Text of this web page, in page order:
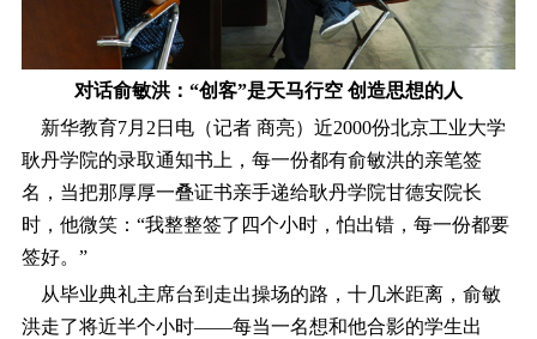
对话俞敏洪：“创客”是天马行空 创造思想的人
新华教育7月2日电（记者 商亮）近2000份北京工业大学
耿丹学院的录取通知书上，每一份都有俞敏洪的亲笔签
名，当把那厚厚一叠证书亲手递给耿丹学院甘德安院长
时，他微笑：“我整整签了四个小时，怕出错，每一份都要
签好。”
从毕业典礼主席台到走出操场的路，十几米距离，俞敏
洪走了将近半个小时――每当一名想和他合影的学生出